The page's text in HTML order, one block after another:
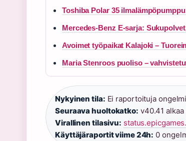
Toshiba Polar 35
Mercedes-Benz E-sarja:
Avoimet työpaikat Kalajoki –
Maria Stenroos puoliso –
Nykyinen tila: Ei raportoituja
Seuraava huoltokatko: v40.41 alkaa
Virallinen tilasivu:
Käyttäjäraportit viime 24h: 0